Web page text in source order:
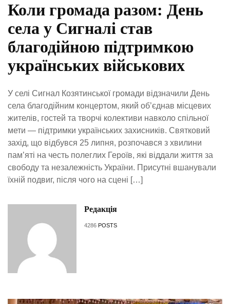
Коли громада разом: День
села у Сигналі став
благодійною підтримкою
українських військових
У селі Сигнал Козятинської громади відзначили День
села благодійним концертом, який об’єднав місцевих
жителів, гостей та творчі колективи навколо спільної
мети — підтримки українських захисників. Святковий
захід, що відбувся 25 липня, розпочався з хвилини
пам’яті на честь полеглих Героїв, які віддали життя за
свободу та незалежність України. Присутні вшанували
їхній подвиг, після чого на сцені […]
Редакція
4286 POSTS